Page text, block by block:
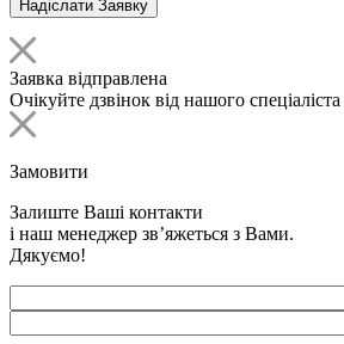
Заявка відправлена
Очікуйте дзвінок від нашого
Замовити
Залиште Ваші контакти
і наш менеджер зв’яжеться з Вами.
Дякуємо!